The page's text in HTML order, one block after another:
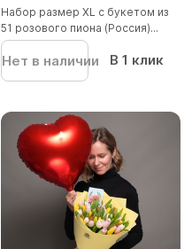
Набор размер XL с букетом из
51 розового пиона (Россия)...
Нет в наличии В 1 клик